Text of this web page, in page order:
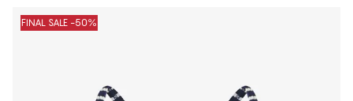
FINAL SALE -50%